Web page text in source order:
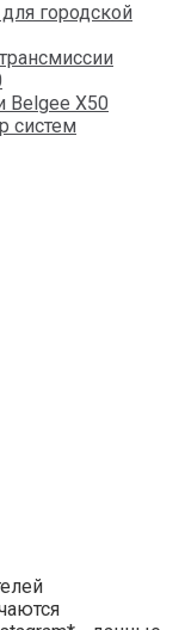
городской
Belgee X50
систем